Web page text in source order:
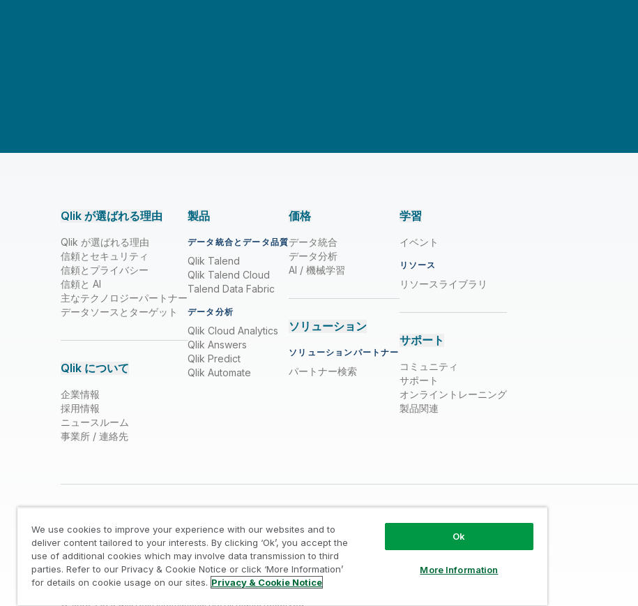
Qlik が選ばれる理由
Qlik が選ばれる理由
信頼とセキュリティ
信頼とプライバシー
信頼と AI
主なテクノロジーパートナー
データソースとターゲット
Qlik について
企業情報
採用情報
ニュースルーム
事業所 / 連絡先
製品
データ統合とデータ品質
Qlik Talend
Qlik Talend Cloud
Talend Data Fabric
データ分析
Qlik Cloud Analytics
Qlik Answers
Qlik Predict
Qlik Automate
価格
データ統合
データ分析
AI / 機械学習
ソリューション
ソリューションパートナー
パートナー検索
学習
イベント
リソース
リソースライブラリ
サポート
コミュニティ
サポート
オンライントレーニング
製品関連
法的規約 / プライバシーとクッキー通知 / 商標 / Trust
© 1993-2026 QlikTech International AB, All Rights Reserved
We use cookies to improve your experience with our websites and to
deliver content tailored to your interests. By clicking ‘Ok’, you accept the
use of additional cookies which may involve data transmission to third
parties. Refer to our Privacy & Cookie Notice or click ‘More Information’
for details on cookie usage on our sites. Privacy & Cookie Notice
Ok
More Information